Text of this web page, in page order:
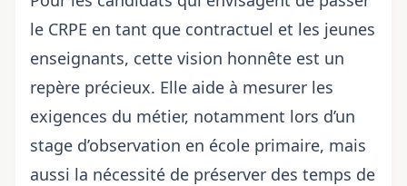
le CRPE en tant que contractuel et les jeunes
enseignants, cette vision honnête est un
repère précieux. Elle aide à mesurer les
exigences du métier, notamment lors d’un
stage d’observation en école primaire, mais
aussi la nécessité de préserver des temps de